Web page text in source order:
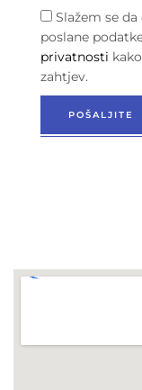
Slažem se
poslane
privatnosti
zahtjev.
POŠALJITE